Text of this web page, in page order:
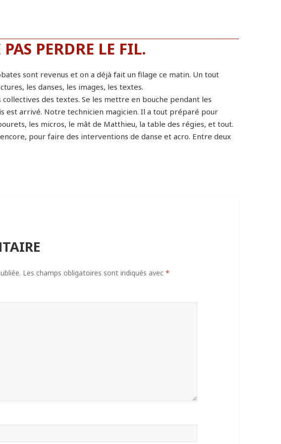
PERDRE LE FIL.
sont revenus et on a déjà fait un filage ce matin. Un tout
les danses, les images, les textes.
des textes. Se les mettre en bouche pendant les
est arrivé. Notre technicien magicien. Il a tout préparé pour
les micros, le mât de Matthieu, la table des régies, et tout.
pour faire des interventions de danse et acro. Entre deux
Les champs obligatoires sont indiqués avec*